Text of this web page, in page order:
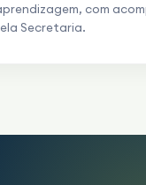
com
Secretaria.